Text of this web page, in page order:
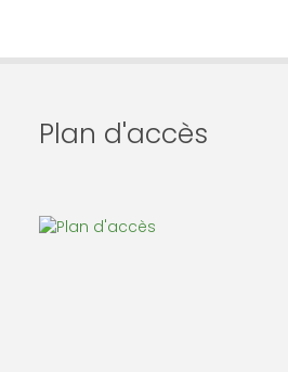
Plan d'accès